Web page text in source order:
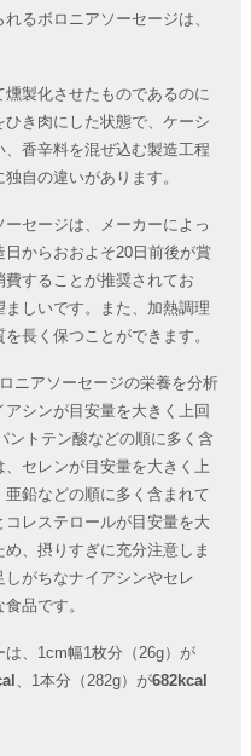
るボロニアソーセージは、
製化させたものであるのに
き肉にした状態で、ケーシ
香辛料を混ぜ込む製造工程
自の違いがあります。
セージは、メーカーによっ
からおおよそ20日前後が賞
することが推奨されてお
しいです。また、加熱調理
長く保つことができます。
ニアソーセージの栄養を分析
シンが目安量を大きく上回
ントテン酸などの順に多く含
セレンが目安量を大きく上
鉛などの順に多く含まれて
レステロールが目安量を大
、摂りすぎに充分注意しま
がちなナイアシンやセレ
品です。
、1cm幅1枚分（26g）が
、1本分（282g）が682kcal